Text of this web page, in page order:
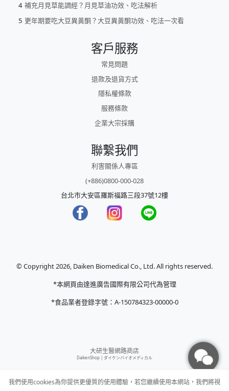
補充月見草能調經？月見草油功效、吃法解析
更年期要吃大豆異黃酮？大豆異黃酮功效、吃法一次看
客戶服務
常見問題
退款及退貨方式
隱私權條款
服務條款
企業大宗採購
聯繫我們
利害關係人專區
(+886)0800-000-028
台北市大安區羅斯福路三段37號12樓
© Copyright 2026, Daiken Biomedical Co., Ltd. All rights reserved.
*本網頁由達進廣告國際有限公司代為管理
*食品業者登錄字號：A-150784323-00000-0
大研生醫網路商店
DaikenShop | ダイケンバイオメディカル
我們使用cookies為你提供更優質的使用體驗，若您繼續使用本網站，我們將視